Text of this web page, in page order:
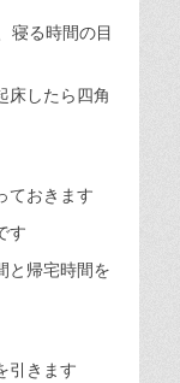
寝る時間の目
床したら四角
ておきます
す
と帰宅時間を
引きます